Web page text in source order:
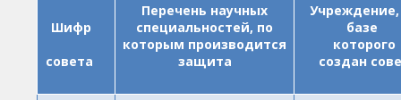
Шифр
совета
Перечень научных
специальностей, по
которым производится
защита
Учреждение,
базе
которого
создан